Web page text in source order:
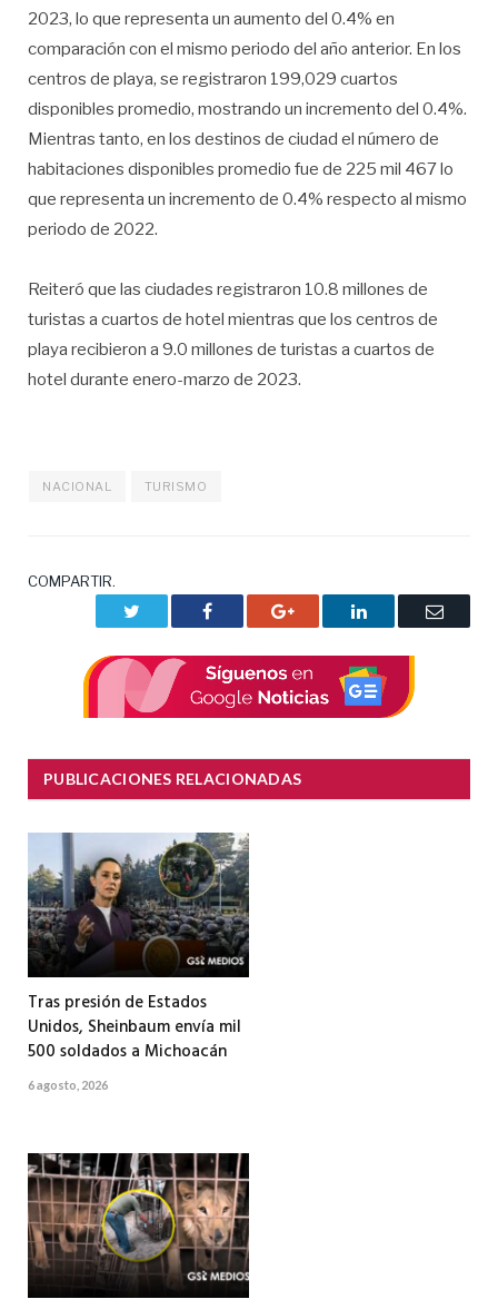
2023, lo que representa un aumento del 0.4% en
comparación con el mismo periodo del año anterior. En los
centros de playa, se registraron 199,029 cuartos
disponibles promedio, mostrando un incremento del 0.4%.
Mientras tanto, en los destinos de ciudad el número de
habitaciones disponibles promedio fue de 225 mil 467 lo
que representa un incremento de 0.4% respecto al mismo
periodo de 2022.
Reiteró que las ciudades registraron 10.8 millones de
turistas a cuartos de hotel mientras que los centros de
playa recibieron a 9.0 millones de turistas a cuartos de
hotel durante enero-marzo de 2023.
NACIONAL TURISMO
COMPARTIR.
Facebook Google+ LinkedIn
Correo
PUBLICACIONES RELACIONADAS
Tras presión de Estados
Unidos, Sheinbaum envía mil
500 soldados a Michoacán
6 agosto, 2026